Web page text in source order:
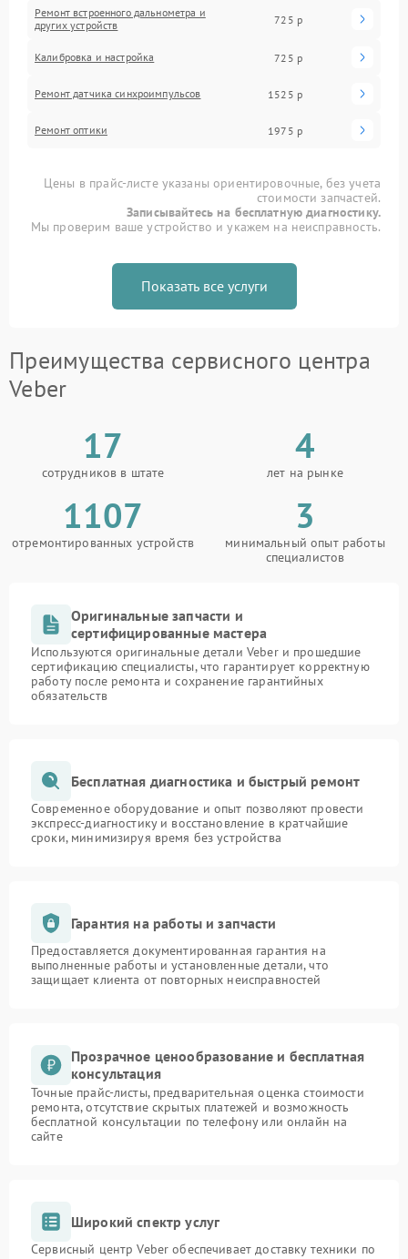
Ремонт встроенного дальнометра и
других устройств
725 р
Калибровка и настройка 725 р
Ремонт датчика синхроимпульсов 1525 р
Ремонт оптики 1975 р
Цены в прайс-листе указаны ориентировочные, без учета
стоимости запчастей.
Записывайтесь на бесплатную диагностику.
Мы проверим ваше устройство и укажем на неисправность.
Показать все услуги
Преимущества сервисного центра
Veber
17
сотрудников в штате
4
лет на рынке
1107
отремонтированных устройств
3
минимальный опыт работы
специалистов
Оригинальные запчасти и
сертифицированные мастера
Используются оригинальные детали Veber и прошедшие
сертификацию специалисты, что гарантирует корректную
работу после ремонта и сохранение гарантийных
обязательств
Бесплатная диагностика и быстрый ремонт
Современное оборудование и опыт позволяют провести
экспресс-диагностику и восстановление в кратчайшие
сроки, минимизируя время без устройства
Гарантия на работы и запчасти
Предоставляется документированная гарантия на
выполненные работы и установленные детали, что
защищает клиента от повторных неисправностей
Прозрачное ценообразование и бесплатная
консультация
Точные прайс-листы, предварительная оценка стоимости
ремонта, отсутствие скрытых платежей и возможность
бесплатной консультации по телефону или онлайн на
сайте
Широкий спектр услуг
Сервисный центр Veber обеспечивает доставку техники по